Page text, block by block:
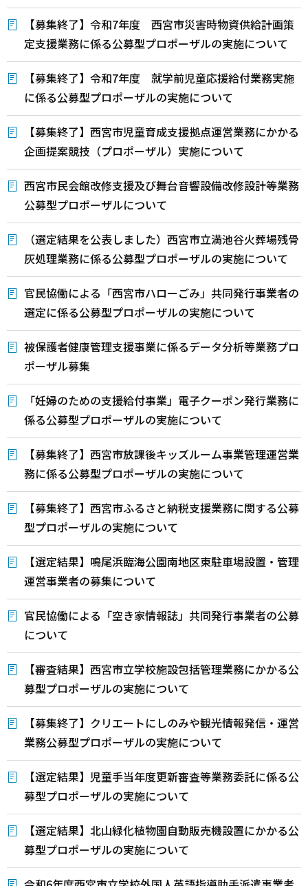
【募集終了】令和7年度 西宮市災害時物資供給計画策
定支援業務に係る公募型プロポーザルの実施について
【募集終了】令和7年度 就学前児童応援給付業務実施
に係る公募型プロポーザルの実施について
【募集終了】西宮市児童育成支援拠点運営業務にかかる
企画提案競技（プロポーザル）実施について
西宮市民会館改修支援及び舞台音響設備改修設計等業務
公募型プロポーザルについて
（選定結果を公表しました）西宮市立満池谷火葬場残骨
灰処理業務に係る公募型プロポーザルの実施について
官民協働による「西宮市ハローごみ」共同発行事業者の
選定に係る公募型プロポーザルの実施について
被保護者健康管理支援事業に係るデータ分析等業務プロ
ポーザル募集
「妊婦のための支援給付事業」電子クーポン発行業務に
係る公募型プロポーザルの実施について
【募集終了】西宮市放課後キッズルーム事業管理運営業
務に係る公募型プロポーザルの実施について
【募集終了】西宮市ふるさと納税支援業務に関する公募
型プロポーザルの実施について
【選定結果】鳴尾浜臨海公園南地区東駐車場設置・管理
運営事業者の募集について
官民協働による「空き家情報誌」共同発行事業者の公募
について
【審査結果】西宮市立学校施設包括管理業務にかかる公
募型プロポーザルの実施について
【募集終了】クリエートにしのみや観光情報発信・運営
業務公募型プロポーザルの実施について
【選定結果】児童手当年度更新審査等業務委託に係る公
募型プロポーザルの実施について
【選定結果】北山緑化植物園自動販売機設置にかかる公
募型プロポーザルの実施について